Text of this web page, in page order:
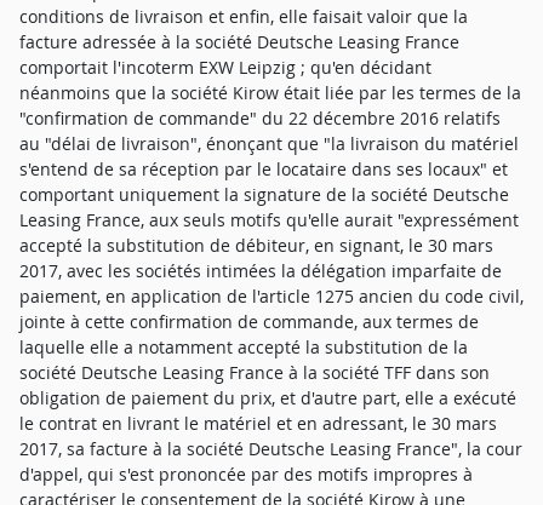
conditions de livraison et enfin, elle faisait valoir que la
facture adressée à la société Deutsche Leasing France
comportait l'incoterm EXW Leipzig ; qu'en décidant
néanmoins que la société Kirow était liée par les termes de la
"confirmation de commande" du 22 décembre 2016 relatifs
au "délai de livraison", énonçant que "la livraison du matériel
s'entend de sa réception par le locataire dans ses locaux" et
comportant uniquement la signature de la société Deutsche
Leasing France, aux seuls motifs qu'elle aurait "expressément
accepté la substitution de débiteur, en signant, le 30 mars
2017, avec les sociétés intimées la délégation imparfaite de
paiement, en application de l'article 1275 ancien du code civil,
jointe à cette confirmation de commande, aux termes de
laquelle elle a notamment accepté la substitution de la
société Deutsche Leasing France à la société TFF dans son
obligation de paiement du prix, et d'autre part, elle a exécuté
le contrat en livrant le matériel et en adressant, le 30 mars
2017, sa facture à la société Deutsche Leasing France", la cour
d'appel, qui s'est prononcée par des motifs impropres à
caractériser le consentement de la société Kirow à une